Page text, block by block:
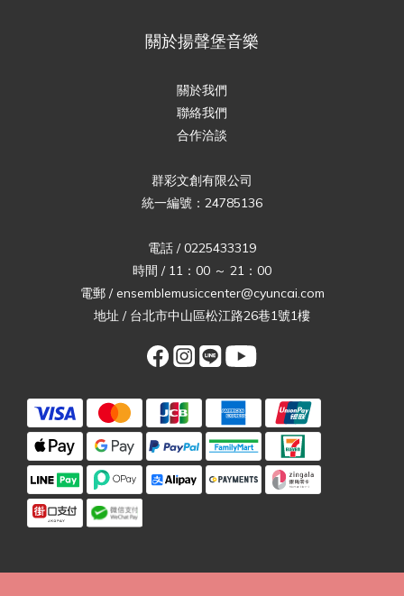
關於揚聲堡音樂
關於我們
聯絡我們
合作洽談
群彩文創有限公司
統一編號：24785136
電話 / 0225433319
時間 / 11：00 ～ 21：00
電郵 / ensemblemusiccenter@cyuncai.com
地址 / 台北市中山區松江路26巷1號1樓